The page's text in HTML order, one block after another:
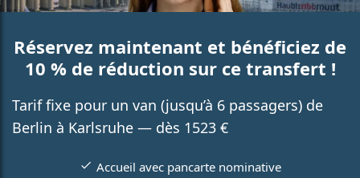
Réservez maintenant et bénéficiez de
10 % de réduction sur ce transfert !
Tarif fixe pour un van (jusqu’à 6 passagers) de
Berlin à Karlsruhe — dès 1523 €
Accueil avec pancarte nominative